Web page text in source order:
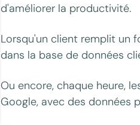
d'améliorer la productivité.
Lorsqu'un client remplit un
dans la base de données
Ou encore, chaque heure,
Google, avec des données